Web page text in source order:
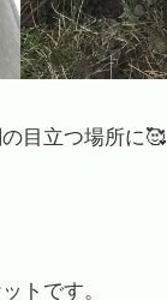
目立つ場所に🥰
トです。